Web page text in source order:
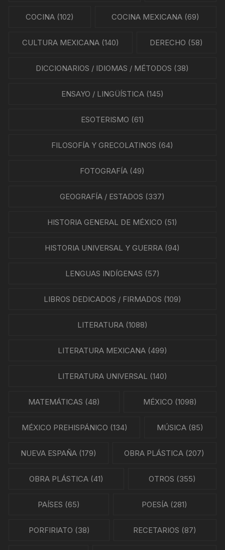
COCINA(102) COCINA MEXICANA (69)
CULTURA MEXICANA(140) DERECHO (58)
DICCIONARIOS / IDIOMAS / MÉTODOS (38)
ENSAYO / LINGÜÍSTICA(145)
ESOTERISMO (61)
FILOSOFÍA Y GRECOLATINOS (64)
FOTOGRAFÍA (49)
GEOGRAFÍA / ESTADOS (337)
HISTORIA GENERAL DE MÉXICO (51)
HISTORIA UNIVERSAL Y GUERRA (94)
LENGUAS INDÍGENAS (57)
LIBROS DEDICADOS / FIRMADOS (109)
LITERATURA(1088)
LITERATURA MEXICANA(499)
LITERATURA UNIVERSAL (140)
MATEMÁTICAS (48) MÉXICO (1098)
MÉXICO PREHISPÁNICO (134) MÚSICA (85)
NUEVA ESPAÑA(179) OBRA PLÁSTICA (207)
OBRA PLÁSTICA (41) OTROS (355)
PAÍSES (65) POESÍA (281)
PORFIRIATO (38) RECETARIOS (87)